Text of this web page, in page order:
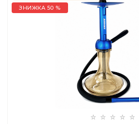
ЗНИЖКА 50 %